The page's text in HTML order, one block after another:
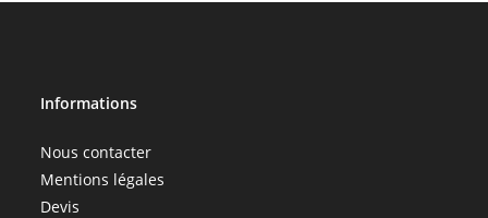
Informations
Nous contacter
Mentions légales
Devis